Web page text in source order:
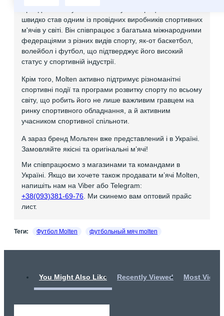
швидко став одним із провідних виробників спортивних
м'ячів у світі. Він співпрацює з багатьма міжнародними
федераціями з різних видів спорту, як-от баскетбол,
волейбол і футбол, що підтверджує його високий
статус у спортивній індустрії.
Крім того, Molten активно підтримує різноманітні
спортивні події та програми розвитку спорту по всьому
світу, що робить його не лише важливим гравцем на
ринку спортивного обладнання, а й активним
учасником спортивної спільноти.
А зараз бренд Мольтен вже представлений і в Україні.
Замовляйте якісні та оригінальні мʼячі!
Ми співпрацюємо з магазинами та командами в
Україні. Якщо ви хочете також продавати мʼячі Molten,
напишіть нам на Viber або Telegram:
+38(093)381-69-76. Ми скинемо вам оптовий прайс
лист.
Теги: Футбол Molten футбольный мяч molten
You Might Also Like Recently Viewed Most